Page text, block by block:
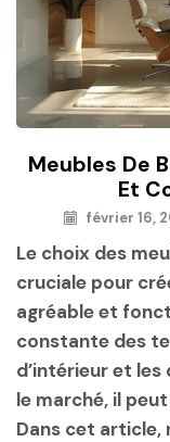
Meubles De
Et
février 16,
Le choix des
cruciale pour
agréable et
constante des
d’intérieur et
le marché, il
Dans cet article,